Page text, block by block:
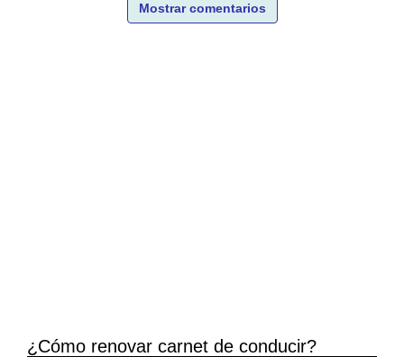
Mostrar comentarios
¿Cómo renovar carnet de conducir?